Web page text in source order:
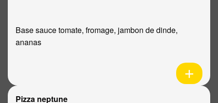
Base sauce tomate, fromage, jambon de dinde,
ananas
Pizza neptune